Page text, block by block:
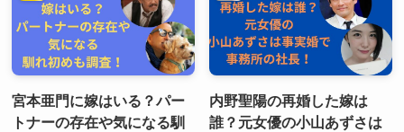
宮本亜門に嫁はいる？パー
トナーの存在や気になる馴
内野聖陽の再婚した嫁は
誰？元女優の小山あずさは